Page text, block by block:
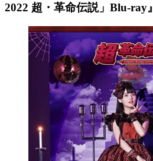
2022 超・革命伝説」Blu-ray』